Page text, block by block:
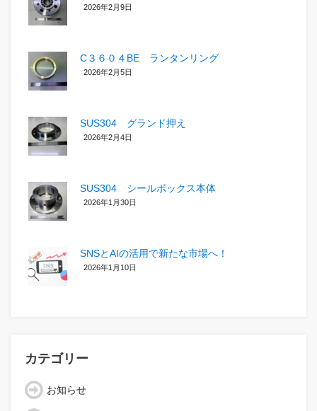
2026年2月9日
C３６０４BE ランタンリング
2026年2月5日
SUS304 グランド押え
2026年2月4日
SUS304 シールボックス本体
2026年1月30日
SNSとAIの活用で新たな市場へ！
2026年1月10日
カテゴリー
お知らせ